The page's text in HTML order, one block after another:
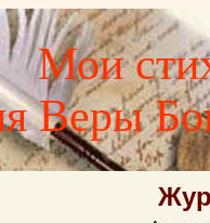
Мои
Веры